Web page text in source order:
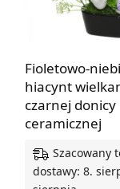
Fioletowo-
hiacynt
czarnej donicy
ceramicznej
Szacowany
dostawy: 8.